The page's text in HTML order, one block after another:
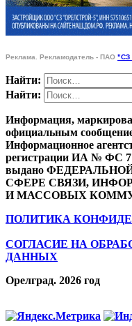
Реклама. Рекламодатель - ПАО "СЗ
Найти:
Найти:
Информация,
официальным
Информационное
регистрации ИА № ФС 77
выдано
СФЕРЕ СВЯЗИ,
И МАССОВЫХ
ПОЛИТИКА
СОГЛАСИЕ НА
ДАННЫХ
Орелград. 2026 год